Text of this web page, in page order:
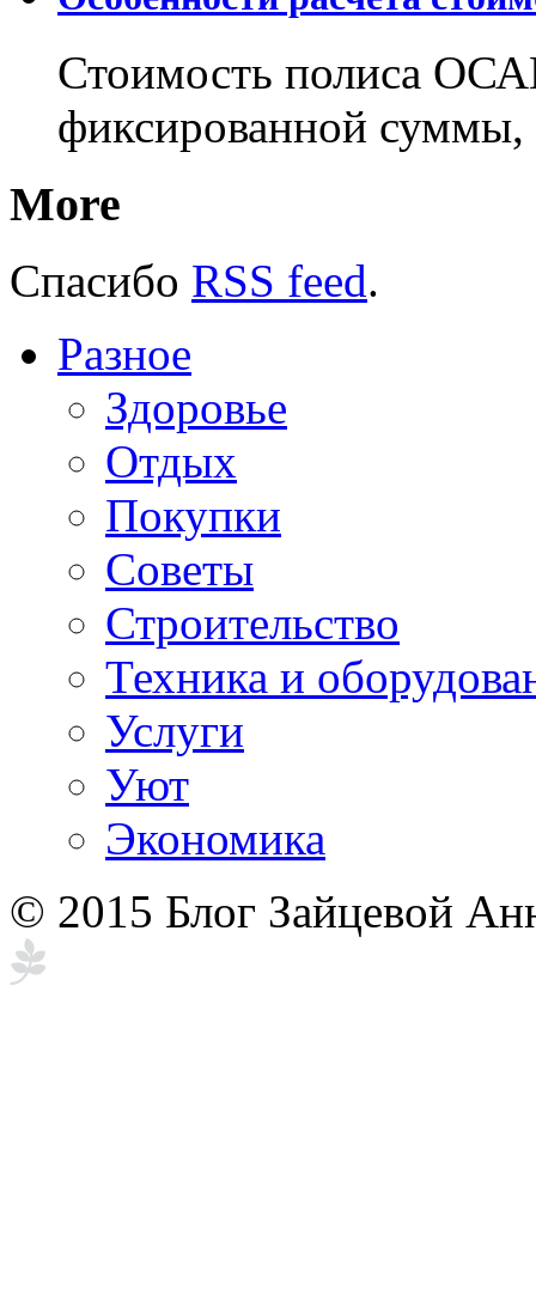
Стоимость полиса
фиксированной
More
Спасибо RSS feed.
Разное
Здоровье
Отдых
Покупки
Советы
Строительство
Техника и
Услуги
Уют
Экономика
© 2015 Блог Зайцевой